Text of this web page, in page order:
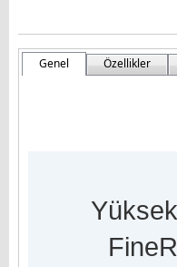
Genel Özellikler